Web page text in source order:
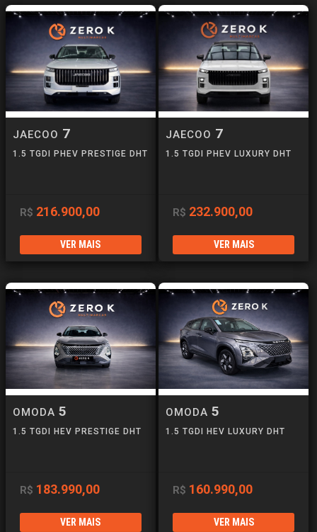
JAECOO 7
1.5 TGDI PHEV PRESTIGE DHT
R$ 216.900,00
VER MAIS
JAECOO 7
1.5 TGDI PHEV LUXURY DHT
R$ 232.900,00
VER MAIS
OMODA 5
1.5 TGDI HEV PRESTIGE DHT
R$ 183.990,00
VER MAIS
OMODA5
1.5 TGDI HEV LUXURY DHT
R$ 160.990,00
VER MAIS